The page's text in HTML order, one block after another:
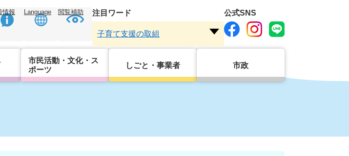
情報 Language 閲覧補助 注目ワード
ー
子育て支援の取組
公式SNS
市民活動・文化・ス
ポーツ
しごと・事業者 市政